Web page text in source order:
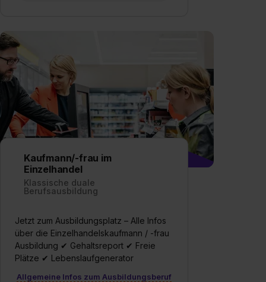
Kaufmann/-frau im
Einzelhandel
Klassische duale
Berufsausbildung
Jetzt zum Ausbildungsplatz – Alle Infos
über die Einzelhandelskaufmann / -frau
Ausbildung ✔ Gehaltsreport ✔ Freie
Plätze ✔ Lebenslaufgenerator
Allgemeine Infos zum Ausbildungsberuf